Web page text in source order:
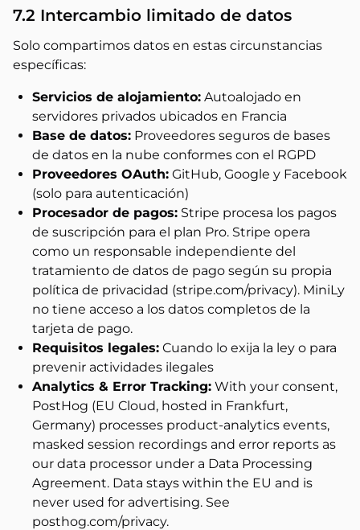
7.2 Intercambio limitado de datos
Solo compartimos datos en estas circunstancias
específicas:
Servicios de alojamiento: Autoalojado en
servidores privados ubicados en Francia
Base de datos: Proveedores seguros de bases
de datos en la nube conformes con el RGPD
Proveedores OAuth: GitHub, Google y Facebook
(solo para autenticación)
Procesador de pagos: Stripe procesa los pagos
de suscripción para el plan Pro. Stripe opera
como un responsable independiente del
tratamiento de datos de pago según su propia
política de privacidad (stripe.com/privacy). MiniLy
no tiene acceso a los datos completos de la
tarjeta de pago.
Requisitos legales: Cuando lo exija la ley o para
prevenir actividades ilegales
Analytics & Error Tracking: With your consent,
PostHog (EU Cloud, hosted in Frankfurt,
Germany) processes product-analytics events,
masked session recordings and error reports as
our data processor under a Data Processing
Agreement. Data stays within the EU and is
never used for advertising. See
posthog.com/privacy.